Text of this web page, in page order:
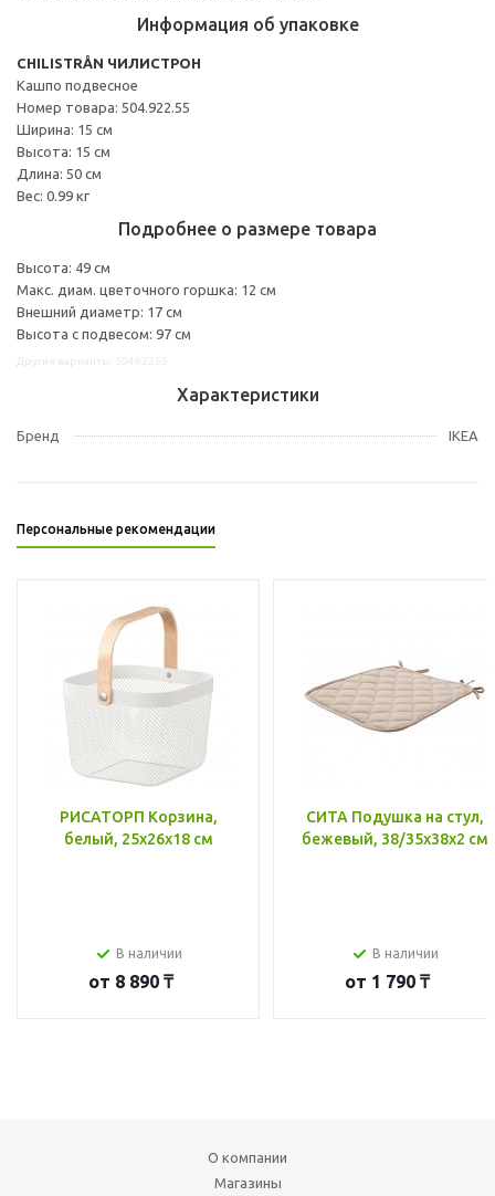
Информация об упаковке
CHILISTRÅN ЧИЛИСТРОН
Кашпо подвесное
Номер товара: 504.922.55
Ширина: 15 см
Высота: 15 см
Длина: 50 см
Вес: 0.99 кг
Подробнее о размере товара
Высота: 49 см
Макс. диам. цветочного горшка: 12 см
Внешний диаметр: 17 см
Высота с подвесом: 97 см
Характеристики
Бренд IKEA
Персональные рекомендации
РИСАТОРП Корзина,
белый, 25x26x18 см
В наличии
от 8 890 ₸
СИТА Подушка на стул,
бежевый, 38/35x38x2 см
В наличии
от 1 790 ₸
О компании
Магазины